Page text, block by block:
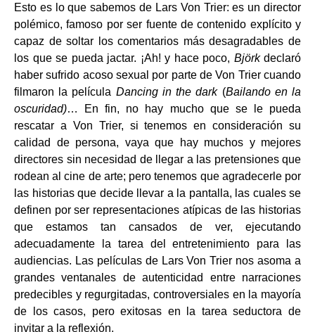
Esto es lo que sabemos de Lars Von Trier: es un director
polémico, famoso por ser fuente de contenido explícito y
capaz de soltar los comentarios más desagradables de
los que se pueda jactar. ¡Ah! y hace poco, Björkdeclaró
haber sufrido acoso sexual por parte de Von Trier cuando
filmaron la película Dancing in the dark(Bailando en la
oscuridad)… En fin, no hay mucho que se le pueda
rescatar a Von Trier, si tenemos en consideración su
calidad de persona, vaya que hay muchos y mejores
directores sin necesidad de llegar a las pretensiones que
rodean al cine de arte; pero tenemos que agradecerle por
las historias que decide llevar a la pantalla, las cuales se
definen por ser representaciones atípicas de las historias
que estamos tan cansados de ver, ejecutando
adecuadamente la tarea del entretenimiento para las
audiencias. Las películas de Lars Von Trier nos asoma a
grandes ventanales de autenticidad entre narraciones
predecibles y regurgitadas, controversiales en la mayoría
de los casos, pero exitosas en la tarea seductora de
invitar a la reflexión.